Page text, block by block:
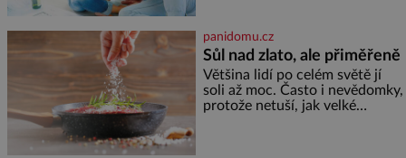
nejtěžších věcí na světě. Ale
každý, kdo s tím má nějaké
zkušenosti, se zapřísahá, že
pokud odpustíte, znatelně se
vám uleví. Když se ke mně
doneslo, že si manžel pořídil
panidomu.cz
Sůl nad zlato, ale přiměřeně
Většina lidí po celém světě jí
soli až moc. Často i nevědomky,
protože netuší, jak velké